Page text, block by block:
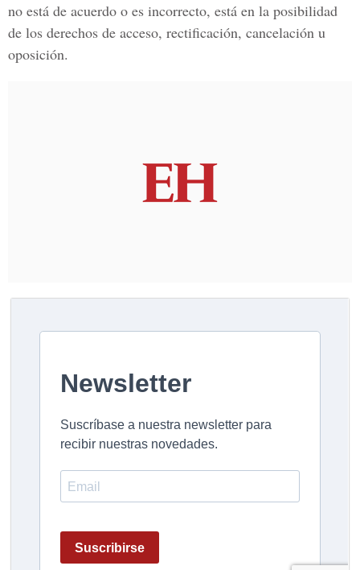
no está de acuerdo o es incorrecto, está en la posibilidad
de los derechos de acceso, rectificación, cancelación u
oposición.